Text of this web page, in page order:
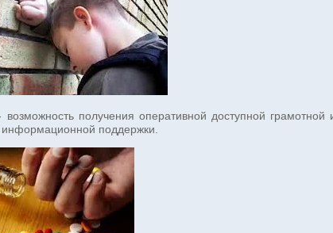
получения оперативной доступной
поддержки.